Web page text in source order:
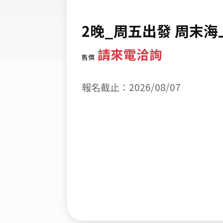
2晚_周五出發 周末海
售價 請來電洽詢
報名截止：2026/08/07